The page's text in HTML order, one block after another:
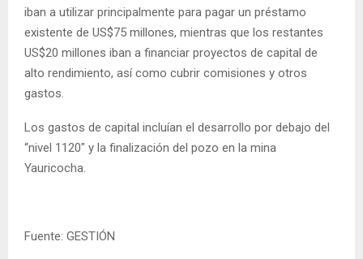
iban a utilizar principalmente para pagar un préstamo
existente de US$75 millones, mientras que los restantes
US$20 millones iban a financiar proyectos de capital de
alto rendimiento, así como cubrir comisiones y otros
gastos.
Los gastos de capital incluían el desarrollo por debajo del
“nivel 1120″ y la finalización del pozo en la mina
Yauricocha.
Fuente: GESTIÓN